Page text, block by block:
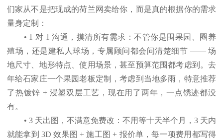
们家从不是把现成的荷兰网卖给你，而是真的根据你的需求
量身定制：
• 1 对 1 沟通，摸清所有需求：不管你是围果园、圈养
殖场，还是建私人球场，专属顾问都会问清楚细节 —— 场
地尺寸、地形特点、使用场景，甚至预算范围都考虑到。去
年给石家庄一个果园老板定制，考虑到当地多雨，特意推荐
了热镀锌 + 浸塑双层工艺，现在用了两年，一点锈迹都没
有。
• 3 天出图，不满意免费改：不用等十天半个月，3 天内
就能拿到 3D 效果图 + 施工图 + 报价单，每一项费用都写得